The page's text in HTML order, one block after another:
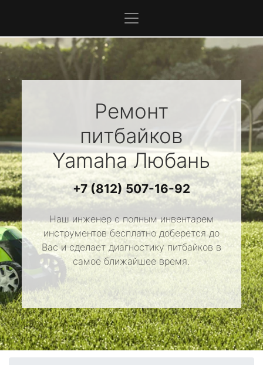
Ремонт
питбайков
YamahaЛюбань
+7 (812) 507-16-92
Наш инженер с полным инвентарем
инструментов бесплатно доберется до
Вас и сделает диагностику питбайков в
самое ближайшее время.